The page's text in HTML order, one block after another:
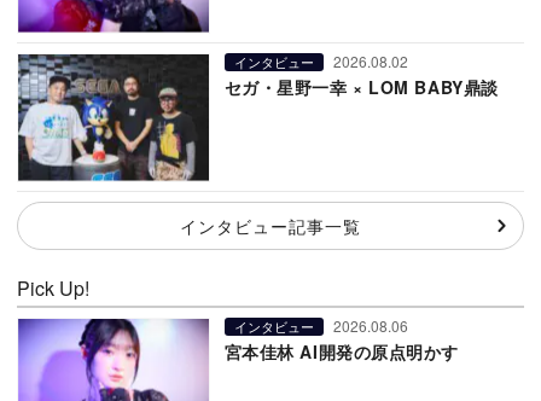
インタビュー 2026.08.02
セガ・星野一幸 × LOM BABY鼎談
インタビュー記事一覧
Pick Up!
インタビュー 2026.08.06
宮本佳林 AI開発の原点明かす